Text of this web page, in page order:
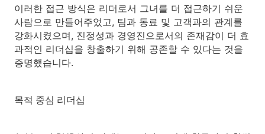
이러한 접근 방식은 리더로서 그녀를 더 접근하기 쉬운
사람으로 만들어주었고, 팀과 동료 및 고객과의 관계를
강화시켰으며, 진정성과 경영진으로서의 존재감이 더 효
과적인 리더십을 창출하기 위해 공존할 수 있다는 것을
증명했습니다.
목적 중심 리더십